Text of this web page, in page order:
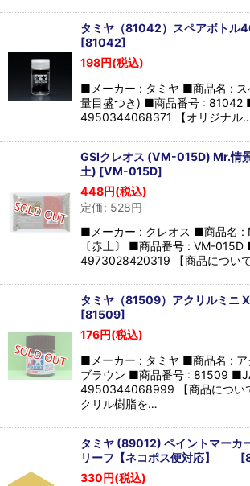
タミヤ（81042）スペアボトル
[81042]
198円(税込)
■メーカー : タミヤ ■商品名 :
量目盛つき) ■商品番号 : 81042
4950344068371 【オリジナル
GSIクレオス (VM-015D) Mr.情
土) [VM-015D]
448円(税込)
定価: 528円
■メーカー : クレオス ■商品名 :
〔赤土〕 ■商品番号 : VM-
4973028420319 【商品につい
タミヤ（81509）アクリルミニ
[81509]
176円(税込)
■メーカー : タミヤ ■商品名 : ア
ブラウン ■商品番号 : 81509
4950344068999 【商品につい
クリル樹脂を…
タミヤ (89012) ペイントマーカ
リーフ【ネコポス便対応】
[
330円(税込)